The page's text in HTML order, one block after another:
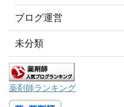
ブログ運営
未分類
薬剤師ランキング